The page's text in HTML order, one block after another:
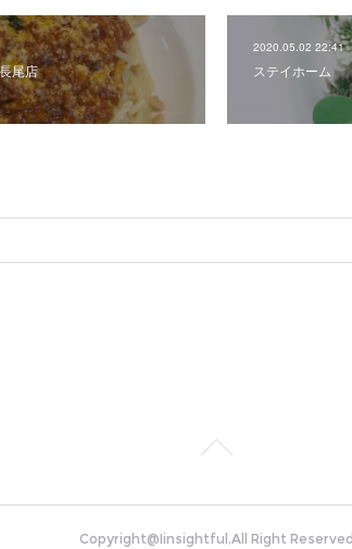
尾店
2020.05.02 22:41
ステイホーム
Copyright@Iinsightful,All Right Reserved